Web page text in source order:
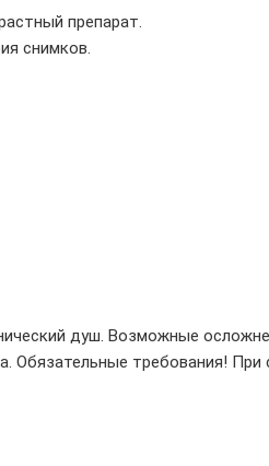
препарат.
снимков.
душ. Возможные
Обязательные требования!